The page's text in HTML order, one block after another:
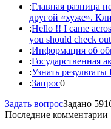
:Главная разница
другой «хуже».
:Hello !! I came
you should check
:Информация об
:Государственная
:Узнать
:Запрос0
Задать вопросЗадано
Последние комментарии